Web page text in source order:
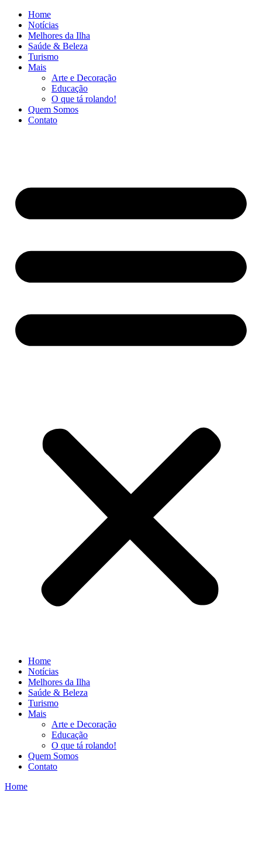
para
conteúdo
Home
Notícias
Melhores da Ilha
Saúde & Beleza
Turismo
Mais
Arte e Decoração
Educação
O que tá rolando!
Quem Somos
Contato
Home
Notícias
Melhores da Ilha
Saúde & Beleza
Turismo
Mais
Arte e Decoração
Educação
O que tá rolando!
Quem Somos
Contato
Home